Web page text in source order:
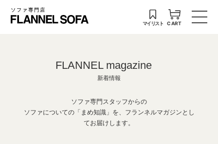
ソファ専門店
マイリスト CART
FLANNEL magazine
新着情報
ソファ専門スタッフからの
ソファについての「まめ知識」を、フランネルマガジンとし
てお届けします。